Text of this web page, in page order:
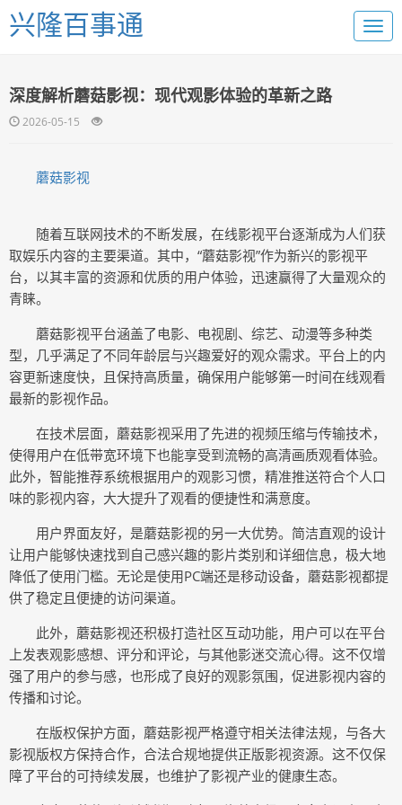
兴隆百事通
深度解析蘑菇影视：现代观影体验的革新之路
2026-05-15
蘑菇影视
随着互联网技术的不断发展，在线影视平台逐渐成为人们获
取娱乐内容的主要渠道。其中，“蘑菇影视”作为新兴的影视平
台，以其丰富的资源和优质的用户体验，迅速赢得了大量观众的
青睐。
蘑菇影视平台涵盖了电影、电视剧、综艺、动漫等多种类
型，几乎满足了不同年龄层与兴趣爱好的观众需求。平台上的内
容更新速度快，且保持高质量，确保用户能够第一时间在线观看
最新的影视作品。
在技术层面，蘑菇影视采用了先进的视频压缩与传输技术，
使得用户在低带宽环境下也能享受到流畅的高清画质观看体验。
此外，智能推荐系统根据用户的观影习惯，精准推送符合个人口
味的影视内容，大大提升了观看的便捷性和满意度。
用户界面友好，是蘑菇影视的另一大优势。简洁直观的设计
让用户能够快速找到自己感兴趣的影片类别和详细信息，极大地
降低了使用门槛。无论是使用PC端还是移动设备，蘑菇影视都提
供了稳定且便捷的访问渠道。
此外，蘑菇影视还积极打造社区互动功能，用户可以在平台
上发表观影感想、评分和评论，与其他影迷交流心得。这不仅增
强了用户的参与感，也形成了良好的观影氛围，促进影视内容的
传播和讨论。
在版权保护方面，蘑菇影视严格遵守相关法律法规，与各大
影视版权方保持合作，合法合规地提供正版影视资源。这不仅保
障了平台的可持续发展，也维护了影视产业的健康生态。